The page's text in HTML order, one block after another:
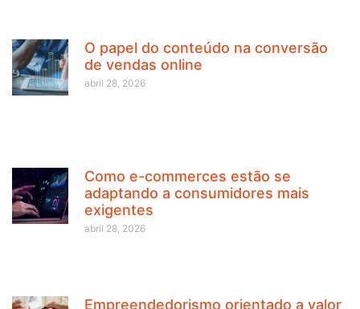
O papel do conteúdo na conversão
de vendas online
abril 28, 2026
Como e-commerces estão se
adaptando a consumidores mais
exigentes
abril 28, 2026
Empreendedorismo orientado a valor